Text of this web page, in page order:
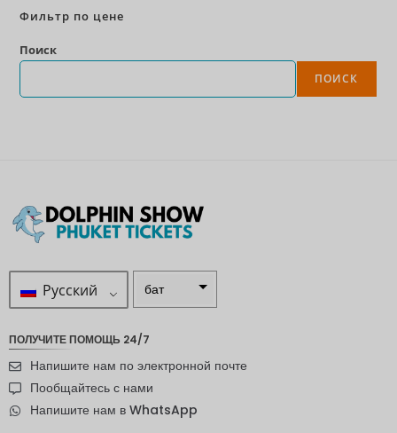
Фильтр по цене
Поиск
ПОИСК
Русский бат
я крона
андский
ПОЛУЧИТЕ ПОМОЩЬ 24/7
Напишите нам по электронной почте
Пообщайтесь с нами
Напишите нам в WhatsApp